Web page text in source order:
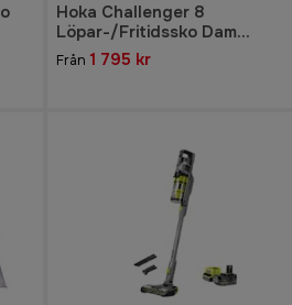
Hoka Challenger 8
Löpar-/Fritidssko Dam
Svart/Pink Opal
Från 1 795 kr